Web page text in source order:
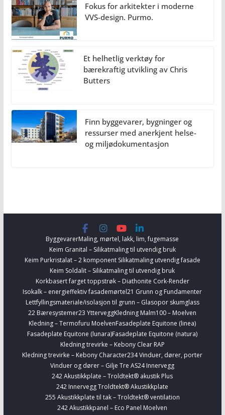
Fokus for arkitekter i moderne
VVS-design. Purmo.
Et helhetlig verktøy for
bærekraftig utvikling av Chris
Butters
Finn byggevarer, bygninger og
ressurser med anerkjent helse-
og miljødokumentasjon
ByggevarerMaling, mørtel, lakk, lim, fugemasse
Keim Granital – Silikatmaling til utvendig bruk
Keim Purkristalat – 2 komponent Silikatmaling utvendig fasade
Keim Soldalit – Silikatmaling til utvendig bruk
Korkbasert farget toppstrøk – Diathonite Cork-Render
Isokalk – energieffektiv fasademørtel21 Grunn og Fundamenter
Lettfyllingsmateriale/isolasjon til grunn – Glasopor skumglass
22 Bæresystemer23 YtterveggKledning Malm100 – Moelven
Kledning – Termofuru MoelvenFasadeplate Equitone (linea)
Fasadeplate Equitone (lunara)Fasadeplate Equitone (natura)
Kledning trevirke – Kebony Clear RAP
Kledning trevirke – Kebony Character234 Vinduer, dører, porter
Vinduer og dører – Gilje Tre AS24 Innervegg
242 Akustikkplate – Troldtekt® akustik Plus
242 Innervegg Troldtekt® Akustikkplate
255 Akustikkplate til tak – Troldtekt® ventilation
242 Akustikkpanel – Eco Panel Moelven